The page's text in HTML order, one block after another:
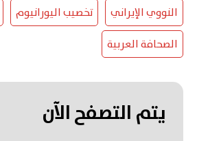
النووي الإيراني تخصيب اليورانيوم
الصحافة العربية
يتم التصفح الآن